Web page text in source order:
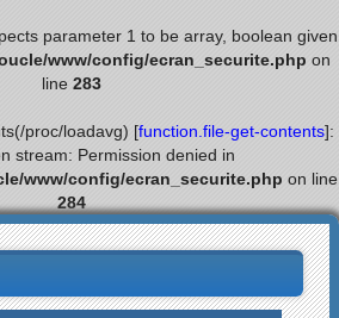
parameter 1 to be array, boolean given
www/config/ecran_securite.php on
line 283
proc/loadavg) [function.file-get-contents]:
stream: Permission denied in
www/config/ecran_securite.php on line
284